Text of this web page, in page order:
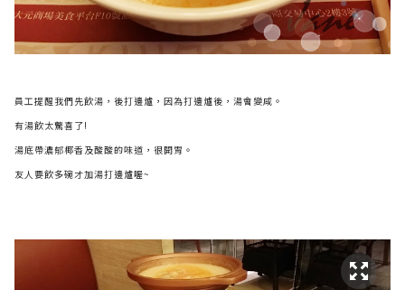
員工提醒我們先飲湯，後打邊爐，因為打邊爐後，湯會變咸。
有湯飲太驚喜了!
湯底帶濃郁椰香及酸酸的味道，很開胃。
友人要飲多碗才加湯打邊爐喔~